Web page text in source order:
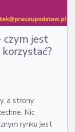
jest
a strony
Nic
rynku jest